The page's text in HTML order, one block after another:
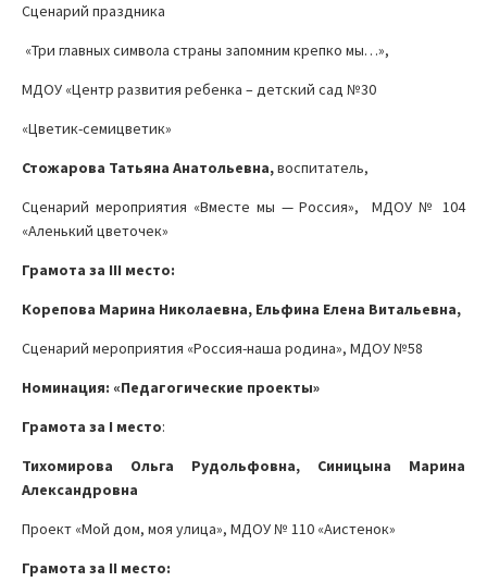
Сценарий праздника
«Три главных символа страны запомним крепко мы…»,
МДОУ «Центр развития ребенка – детский сад №30
«Цветик-семицветик»
Стожарова Татьяна Анатольевна,воспитатель,
Сценарий мероприятия «Вместе мы — Россия», МДОУ № 104
«Аленький цветочек»
Грамота за III место:
Корепова Марина Николаевна, Ельфина Елена Витальевна,
Сценарий мероприятия «Россия-наша родина», МДОУ №58
Номинация: «Педагогические проекты»
Грамота за I место:
Тихомирова Ольга Рудольфовна, Синицына Марина
Александровна
Проект «Мой дом, моя улица», МДОУ № 110 «Аистенок»
Грамота за II место: